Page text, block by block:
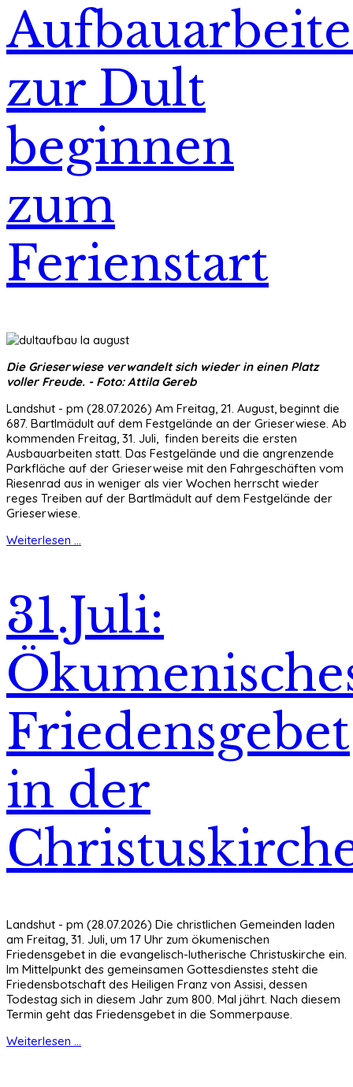
zur Dult
beginnen
zum
Ferienstart
Die Grieserwiese verwandelt sich wieder in einen Platz
voller Freude. - Foto: Attila Gereb
Landshut - pm (28.07.2026) Am Freitag, 21. August, beginnt die
687. Bartlmädult auf dem Festgelände an der Grieserwiese. Ab
kommenden Freitag, 31. Juli, finden bereits die ersten
Ausbauarbeiten statt. Das Festgelände und die angrenzende
Parkfläche auf der Grieserweise mit den Fahrgeschäften vom
Riesenrad aus in weniger als vier Wochen herrscht wieder
reges Treiben auf der Bartlmädult auf dem Festgelände der
Grieserwiese.
Weiterlesen ...
31.Juli:
Friedensgebet
in der
Landshut - pm (28.07.2026) Die christlichen Gemeinden laden
am Freitag, 31. Juli, um 17 Uhr zum ökumenischen
Friedensgebet in die evangelisch-lutherische Christuskirche ein.
Im Mittelpunkt des gemeinsamen Gottesdienstes steht die
Friedensbotschaft des Heiligen Franz von Assisi, dessen
Todestag sich in diesem Jahr zum 800. Mal jährt. Nach diesem
Termin geht das Friedensgebet in die Sommerpause.
Weiterlesen ...